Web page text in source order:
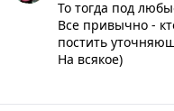
То тогда под
Все привычно -
постить
На всякое)